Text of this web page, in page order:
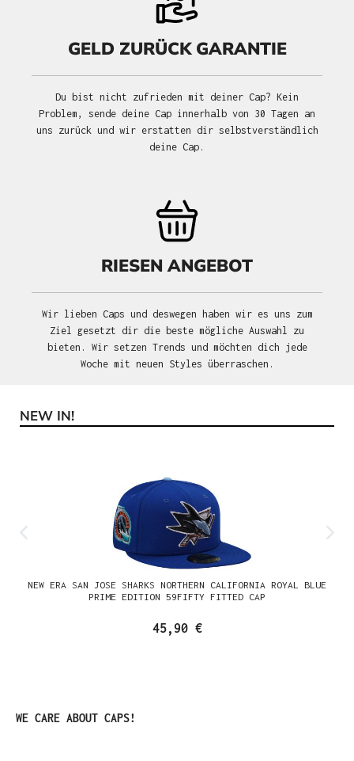
GELD ZURÜCK GARANTIE
Du bist nicht zufrieden mit deiner Cap? Kein
Problem, sende deine Cap innerhalb von 30 Tagen an
uns zurück und wir erstatten dir selbstverständlich
deine Cap.
RIESEN ANGEBOT
Wir lieben Caps und deswegen haben wir es uns zum
Ziel gesetzt dir die beste mögliche Auswahl zu
bieten. Wir setzen Trends und möchten dich jede
Woche mit neuen Styles überraschen.
Produktgalerie überspringen
NEW IN!
NEW ERA SAN JOSE SHARKS NORTHERN CALIFORNIA ROYAL BLUE
PRIME EDITION 59FIFTY FITTED CAP
45,90 €
Produktgalerie überspringen
WE CARE ABOUT CAPS!